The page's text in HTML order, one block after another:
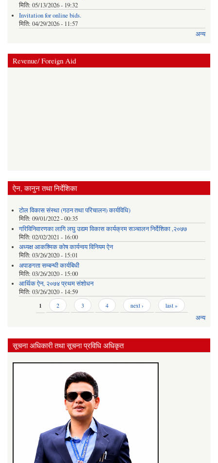
मिति: 05/13/2026 - 19:32
Invitation for online bids.
मिति: 04/29/2026 - 11:57
अन्य
Revenue/ Foreign Aid
ऐन, कानुन तथा निर्देशिका
टोल विकास संस्था (गठन तथा परिचालन) कार्यविधि)
मिति: 09/01/2022 - 00:35
गरिविनिवारणका लागि लघु उद्यम विकास कार्यक्रम सञ्चालन निर्देशिका ,२०७७
मिति: 02/02/2021 - 16:00
अध्यक्ष आकश्मिक कोष कार्यन्वय विनियम ऐन
मिति: 03/26/2020 - 15:01
अपाङगता सम्बन्घी कार्यबिधी
मिति: 03/26/2020 - 15:00
आर्थिक ऐन, २०७४ प्रथम संशोधन
मिति: 03/26/2020 - 14:59
1 2 3 4 next › last »
अन्य
सूचना अधिकारी तथा सूचना प्रविधि अधिकृत